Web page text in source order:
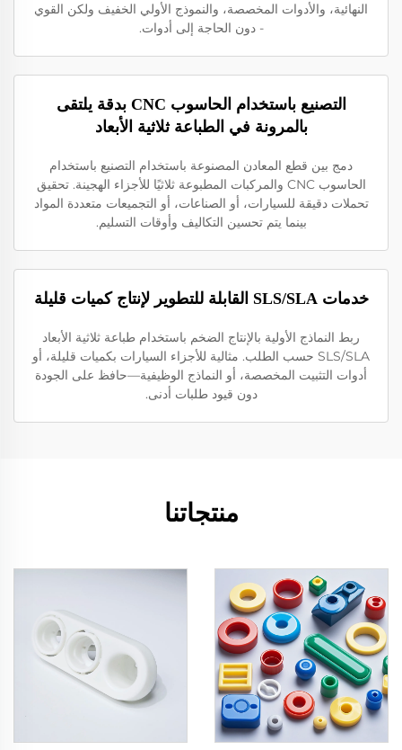
النهائية، والأدوات المخصصة، والنموذج الأولي الخفيف ولكن القوي
- دون الحاجة إلى أدوات.
التصنيع باستخدام الحاسوب CNC بدقة يلتقى
بالمرونة في الطباعة ثلاثية الأبعاد
دمج بين قطع المعادن المصنوعة باستخدام التصنيع باستخدام
الحاسوب CNC والمركبات المطبوعة ثلاثيًا للأجزاء الهجينة. تحقيق
تحملات دقيقة للسيارات، أو الصناعات، أو التجميعات متعددة المواد
بينما يتم تحسين التكاليف وأوقات التسليم.
خدمات SLS/SLA القابلة للتطوير لإنتاج كميات قليلة
ربط النماذج الأولية بالإنتاج الضخم باستخدام طباعة ثلاثية الأبعاد
SLS/SLA حسب الطلب. مثالية للأجزاء السيارات بكميات قليلة، أو
أدوات التثبيت المخصصة، أو النماذج الوظيفية—حافظ على الجودة
دون قيود طلبات أدنى.
منتجاتنا